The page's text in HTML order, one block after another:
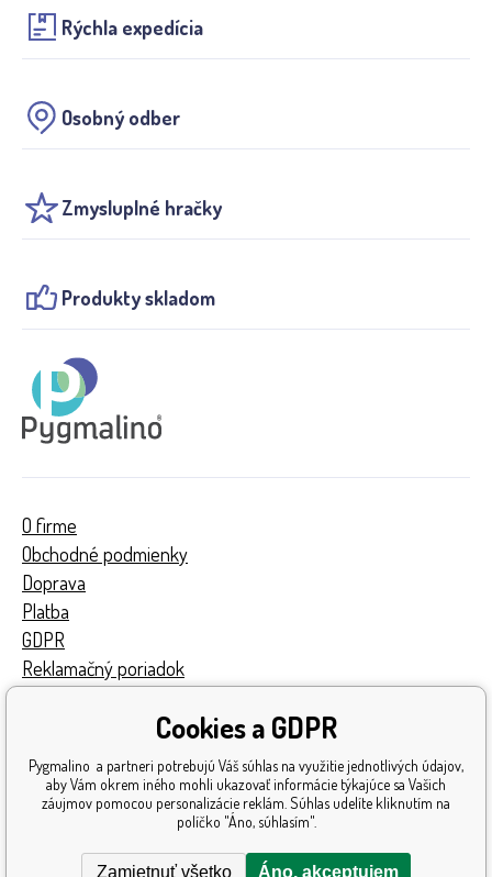
Rýchla expedícia
Osobný odber
Zmysluplné hračky
Produkty skladom
O firme
Obchodné podmienky
Doprava
Platba
GDPR
Reklamačný poriadok
Získané ocenenia
Katalóg hračiek
Mapa stránok
Cookies a GDPR
Pygmalino a partneri potrebujú Váš súhlas na využitie jednotlivých údajov,
aby Vám okrem iného mohli ukazovať informácie týkajúce sa Vašich
záujmov pomocou personalizácie reklám. Súhlas udelíte kliknutím na
políčko "Áno, súhlasím".
Zamietnuť všetko Áno, akceptujem